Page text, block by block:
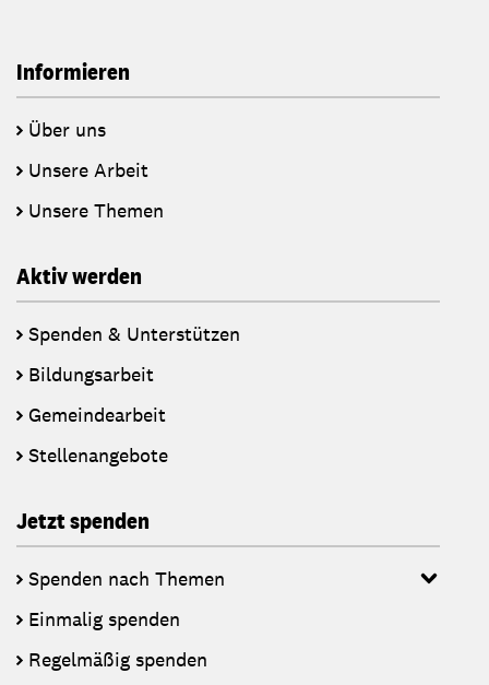
Informieren
Über uns
Unsere Arbeit
Unsere Themen
Aktiv werden
Spenden & Unterstützen
Bildungsarbeit
Gemeindearbeit
Stellenangebote
Jetzt spenden
Spenden nach Themen
Einmalig spenden
Regelmäßig spenden